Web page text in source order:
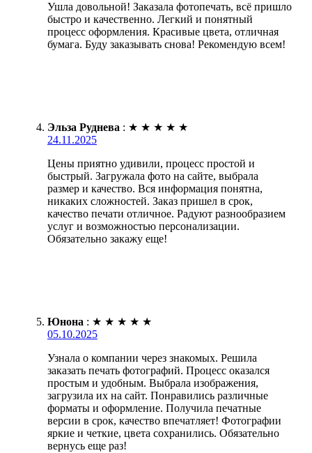
Ушла довольной! Заказала фотопечать, всё пришло
быстро и качественно. Легкий и понятный
процесс оформления. Красивые цвета, отличная
бумага. Буду заказывать снова! Рекомендую всем!
Эльза Руднева : ★ ★ ★ ★ ★
24.11.2025
Цены приятно удивили, процесс простой и
быстрый. Загружала фото на сайте, выбрала
размер и качество. Вся информация понятна,
никаких сложностей. Заказ пришел в срок,
качество печати отличное. Радуют разнообразием
услуг и возможностью персонализации.
Обязательно закажу еще!
Юнона : ★ ★ ★ ★ ★
05.10.2025
Узнала о компании через знакомых. Решила
заказать печать фотографий. Процесс оказался
простым и удобным. Выбрала изображения,
загрузила их на сайт. Понравились различные
форматы и оформление. Получила печатные
версии в срок, качество впечатляет! Фотографии
яркие и четкие, цвета сохранились. Обязательно
вернусь еще раз!